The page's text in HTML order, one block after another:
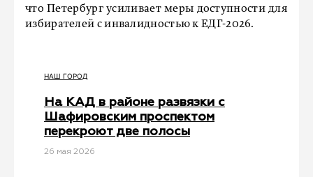
что Петербург усиливает меры доступности для
избирателей с инвалидностью к ЕДГ-2026.
НАШ ГОРОД
На КАД в районе развязки с
Шафировским проспектом
перекроют две полосы
26 мая 2026